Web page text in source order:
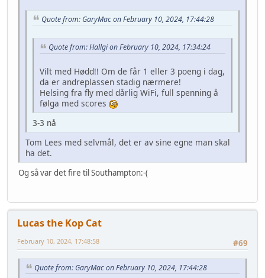
Quote from: GaryMac on February 10, 2024, 17:44:28
Quote from: Hallgi on February 10, 2024, 17:34:24
Vilt med Hødd!! Om de får 1 eller 3 poeng i dag,
da er andreplassen stadig nærmere!
Helsing fra fly med dårlig WiFi, full spenning å
følga med scores
3-3 nå
Tom Lees med selvmål, det er av sine egne man skal
ha det.
Og så var det fire til Southampton:-(
Lucas the Kop Cat
#69
February 10, 2024, 17:48:58
Quote from: GaryMac on February 10, 2024, 17:44:28